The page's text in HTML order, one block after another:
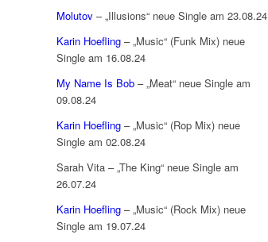
Molutov – „Illusions“ neue Single am 23.08.24
Karin Hoefling – „Music“ (Funk Mix) neue
Single am 16.08.24
My Name Is Bob – „Meat“ neue Single am
09.08.24
Karin Hoefling – „Music“ (Rop Mix) neue
Single am 02.08.24
Sarah Vita – „The King“ neue Single am
26.07.24
Karin Hoefling – „Music“ (Rock Mix) neue
Single am 19.07.24